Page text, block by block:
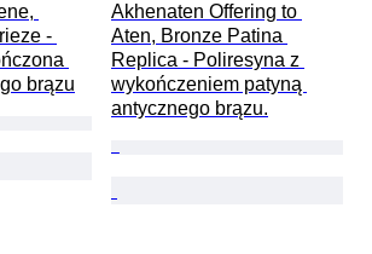
-
brązu
Akhenaten Offering to
Aten, Bronze Patina
Replica - Poliresyna z
wykończeniem patyną
antycznego brązu.